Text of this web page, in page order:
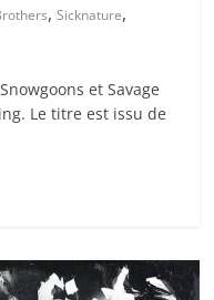
,Sicknature,
et Savage
Le titre est issu de